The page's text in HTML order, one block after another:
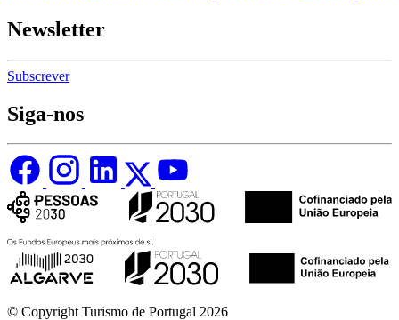
Newsletter
Subscrever
Siga-nos
© Copyright Turismo de Portugal 2026